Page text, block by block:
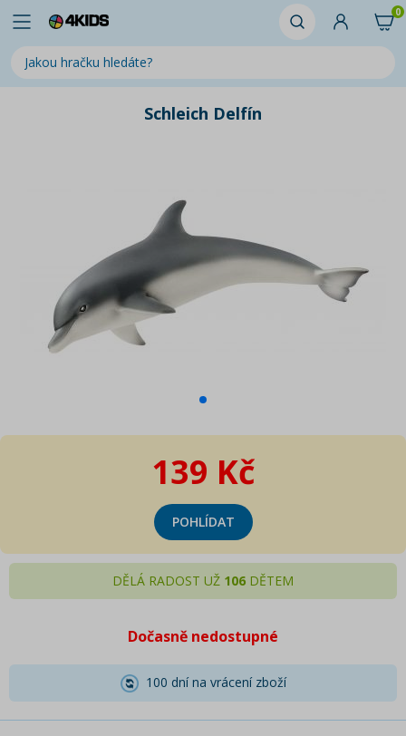
0
Schleich Delfín
139 Kč
POHLÍDAT
DĚLÁ RADOST UŽ 106 DĚTEM
Dočasně nedostupné
100 dní na vrácení zboží